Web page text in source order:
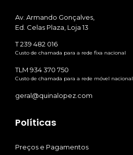
Av. Armando Gonçalves,
Ed. Celas Plaza, Loja 13
T 239 482 016
Custo de chamada para a rede fixa nacional
TLM 934 370 750
Custo de chamada para a rede móvel nacional
geral@quinalopez.com
Políticas
Preços e Pagamentos